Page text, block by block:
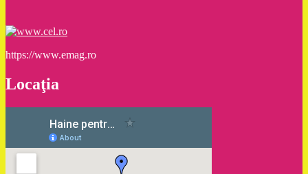
https://www.emag.ro
Locaţia